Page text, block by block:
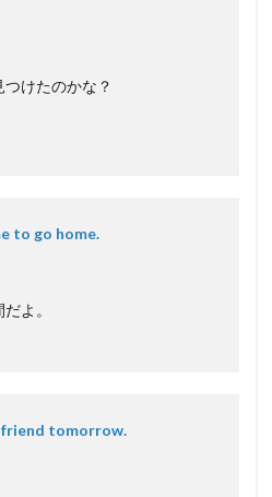
けたのかな？
to go home.
よ。
friend tomorrow.